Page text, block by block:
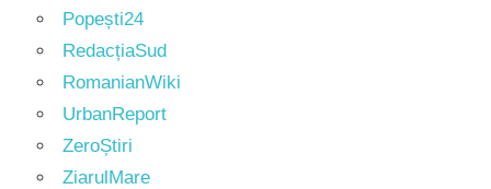
Popești24
RedacțiaSud
RomanianWiki
UrbanReport
ZeroȘtiri
ZiarulMare